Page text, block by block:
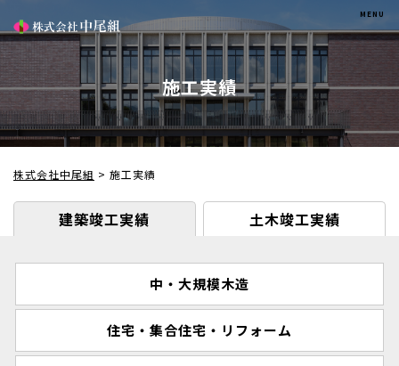
施工実績
株式会社中尾組 > 施工実績
建築竣工実績 土木竣工実績
中・大規模木造
住宅・集合住宅・リフォーム